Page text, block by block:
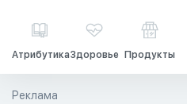
АтрибутикаЗдоровье Продукты
Реклама